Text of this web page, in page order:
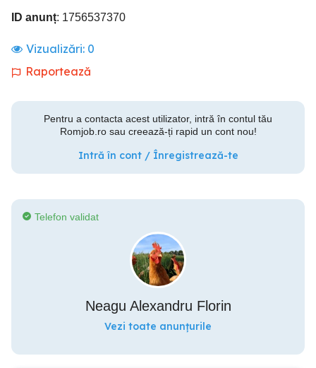
ID anunț: 1756537370
Vizualizări: 0
Raportează
Pentru a contacta acest utilizator, intră în contul tău
Romjob.ro sau creează-ți rapid un cont nou!
Intră în cont / Înregistrează-te
Telefon validat
Neagu Alexandru Florin
Vezi toate anunțurile